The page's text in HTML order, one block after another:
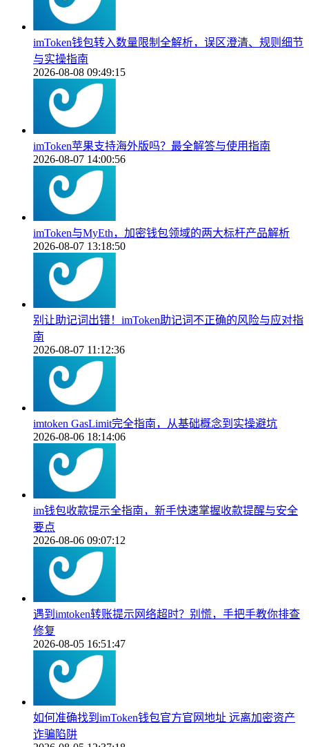
imToken钱包转入数量限制全解析，误区澄清、规则细节
与实操指南
2026-08-08 09:49:15
imToken苹果支持海外版吗？最全解答与使用指南
2026-08-07 14:00:56
imToken与MyEth，加密钱包领域的两大标杆产品解析
2026-08-07 13:18:50
别让助记词出错！imToken助记词不正确的风险与应对指
南
2026-08-07 11:12:36
imtoken GasLimit完全指南，从基础概念到实操避坑
2026-08-06 18:14:06
im钱包收款提示全指南，新手快速掌握收款提醒与安全
要点
2026-08-06 09:07:12
遇到imtoken转账提示网络超时？别慌，手把手教你排查
修复
2026-08-05 16:51:47
如何准确找到imToken钱包官方官网地址 远离加密资产
诈骗陷阱